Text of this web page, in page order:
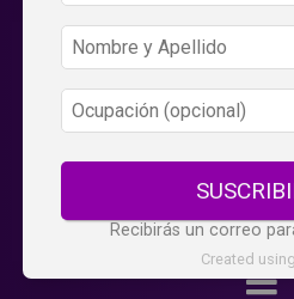
Recibirás un correo
Created